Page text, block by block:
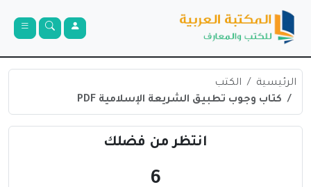
الرئيسية
الكتب
كتاب وجوب تطبيق الشريعة الإسلامية PDF
انتظر من فضلك
6